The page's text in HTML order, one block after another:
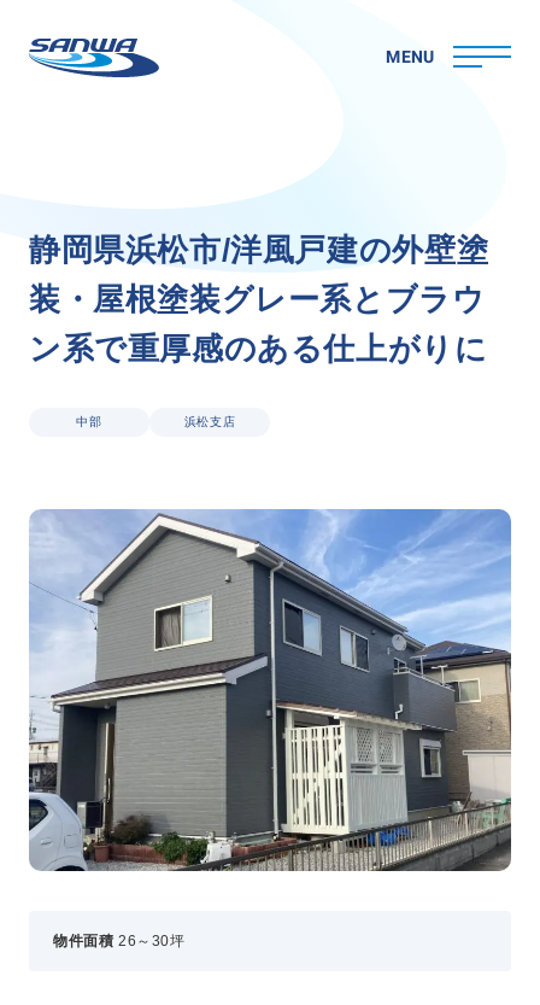
MENU
三和ペイントについて
理念
代表メッセージ
会社概要
取り組み
事業・サービス
外壁塗装
屋根塗装
外壁のミカタ（塗り替え相談所）
住まい探しのミカタ
施工事例
外壁セルフチェック
無料点検・お見積もり
メッセージ
静岡 県浜松市/洋風戸建の外壁塗
装 ・ 屋根塗装グレー系と ブラ ウ
ン系で重厚感のある仕上がり に
中部 浜松支店
物件面積 26～30坪